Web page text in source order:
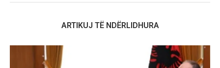
ARTIKUJ TË NDËRLIDHURA